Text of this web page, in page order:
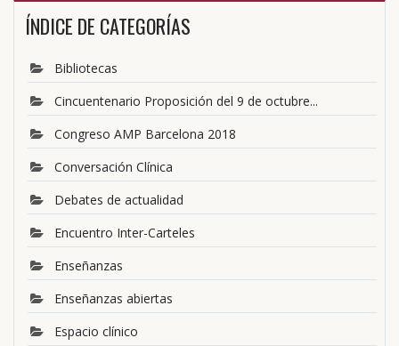
ÍNDICE DE CATEGORÍAS
Bibliotecas
Cincuentenario Proposición del 9 de octubre...
Congreso AMP Barcelona 2018
Conversación Clínica
Debates de actualidad
Encuentro Inter-Carteles
Enseñanzas
Enseñanzas abiertas
Espacio clínico